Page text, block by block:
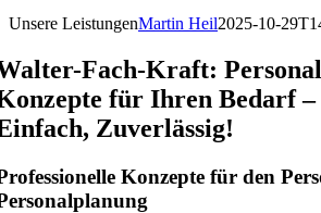
Unsere LeistungenMartin Heil2025-10-
Fach-Kraft:
für Ihren Bedarf –
Zuverlässig!
Konzepte für den